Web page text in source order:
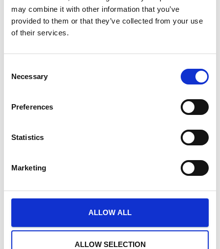
may combine it with other information that you’ve
provided to them or that they’ve collected from your use
of their services.
Necessary
Preferences
Statistics
Marketing
ALLOW ALL
ALLOW SELECTION
Quels sont les horaires de départ des
ferries ?
Tarifs officiels 2026. Confirmation instantanée et mobile ⚡️
Les meilleures activités que
Cap !